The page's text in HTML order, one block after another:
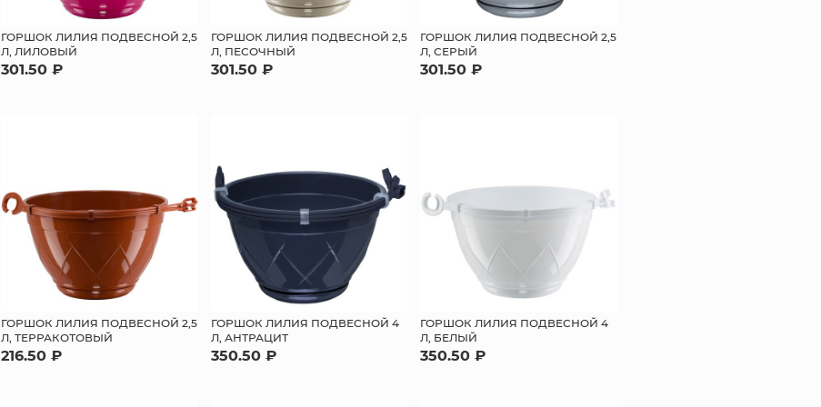
ГОРШОК ЛИЛИЯ ПОДВЕСНОЙ 2,5
Л, ЛИЛОВЫЙ
301.50 ₽
ГОРШОК ЛИЛИЯ ПОДВЕСНОЙ 2,5
Л, ПЕСОЧНЫЙ
301.50 ₽
ГОРШОК ЛИЛИЯ ПОДВЕСНОЙ 2,5
Л, СЕРЫЙ
301.50 ₽
ГОРШОК ЛИЛИЯ ПОДВЕСНОЙ 2,5
Л, ТЕРРАКОТОВЫЙ
216.50 ₽
ГОРШОК ЛИЛИЯ ПОДВЕСНОЙ 4
Л, АНТРАЦИТ
350.50 ₽
ГОРШОК ЛИЛИЯ ПОДВЕСНОЙ 4
Л, БЕЛЫЙ
350.50 ₽